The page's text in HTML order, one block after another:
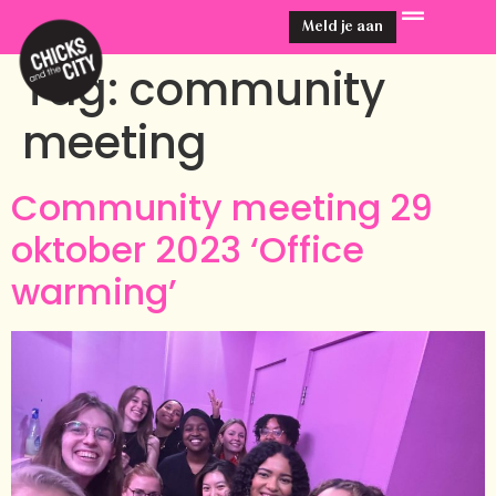
Meld je aan
Tag: community
meeting
Community meeting 29
oktober 2023 ‘Office
warming’